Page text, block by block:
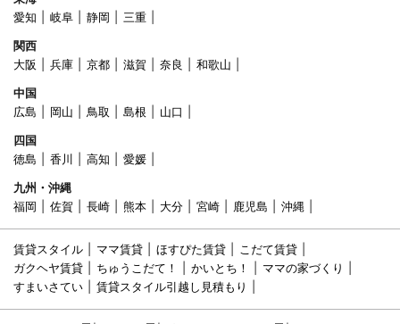
愛知
岐阜 静岡
三重
関西
大阪
兵庫 京都 滋賀 奈良
和歌山
中国
広島
岡山 鳥取 島根
山口
四国
徳島
香川 高知
愛媛
九州・沖縄
福岡
佐賀 長崎 熊本 大分 宮崎 鹿児島 沖縄
賃貸スタイル ママ賃貸 ほすぴた賃貸
こだて賃貸
ガクヘヤ賃貸
ちゅうこだて！ かいとち！
ママの家づくり
すまいさてい
賃貸スタイル引越し見積もり